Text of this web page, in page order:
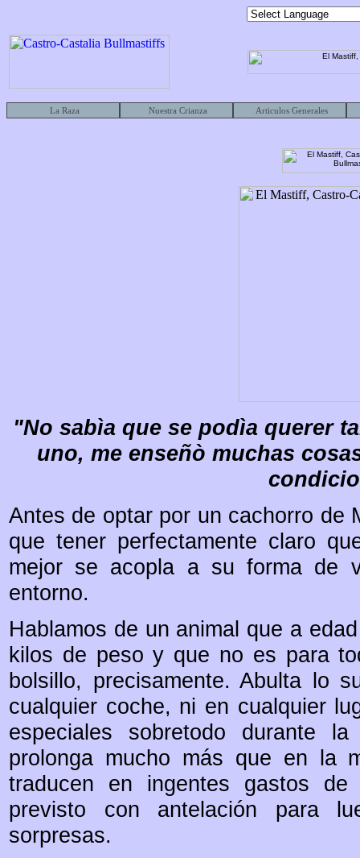
La Raza Nuestra Crianza Articulos Generales
"No sabìa que se podìa querer
uno, me enseñò muchas
Antes de optar por un cachorro de
que tener perfectamente claro
mejor se acopla a su forma de
entorno.
Hablamos de un animal que a
kilos de peso y que no es para
bolsillo, precisamente. Abulta lo
cualquier coche, ni en cualquier
especiales sobretodo durante
prolonga mucho más que en la
traducen en ingentes gastos
previsto con antelación para
sorpresas.